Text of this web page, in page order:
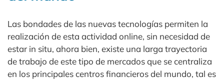
Las bondades de las nuevas tecnologías permiten la
realización de esta actividad online, sin necesidad de
estar in situ, ahora bien, existe una larga trayectoria
de trabajo de este tipo de mercados que se centraliza
en los principales centros financieros del mundo, tal es